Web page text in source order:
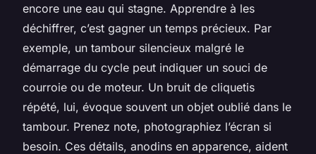
encore une eau qui stagne. Apprendre à les
déchiffrer, c’est gagner un temps précieux. Par
exemple, un tambour silencieux malgré le
démarrage du cycle peut indiquer un souci de
courroie ou de moteur. Un bruit de cliquetis
répété, lui, évoque souvent un objet oublié dans le
tambour. Prenez note, photographiez l’écran si
besoin. Ces détails, anodins en apparence, aident